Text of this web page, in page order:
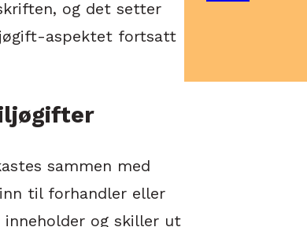
og det setter
aspektet fortsatt
sammen med
til forhandler eller
inneholder og skiller ut